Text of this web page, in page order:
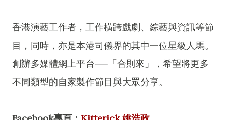
香港演藝工作者，工作橫跨戲劇、綜藝與資訊等節
目，同時，亦是本港司儀界的其中一位星級人馬。
創辦多媒體網上平台──「合則來」，希望將更多
不同類型的自家製作節目與大眾分享。